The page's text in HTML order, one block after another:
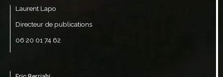
Laurent Lapo
Directeur de publications
06 20 01 74 62